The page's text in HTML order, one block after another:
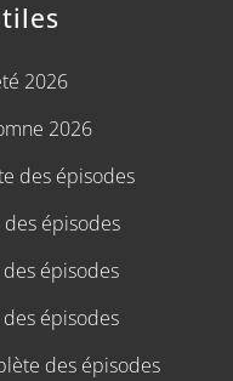
2026
2026
des épisodes
épisodes
épisodes
épisodes
des épisodes